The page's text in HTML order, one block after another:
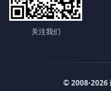
关注我们
© 2008-2026